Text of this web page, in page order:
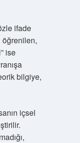
ifade
ise
bilgiye,
içsel